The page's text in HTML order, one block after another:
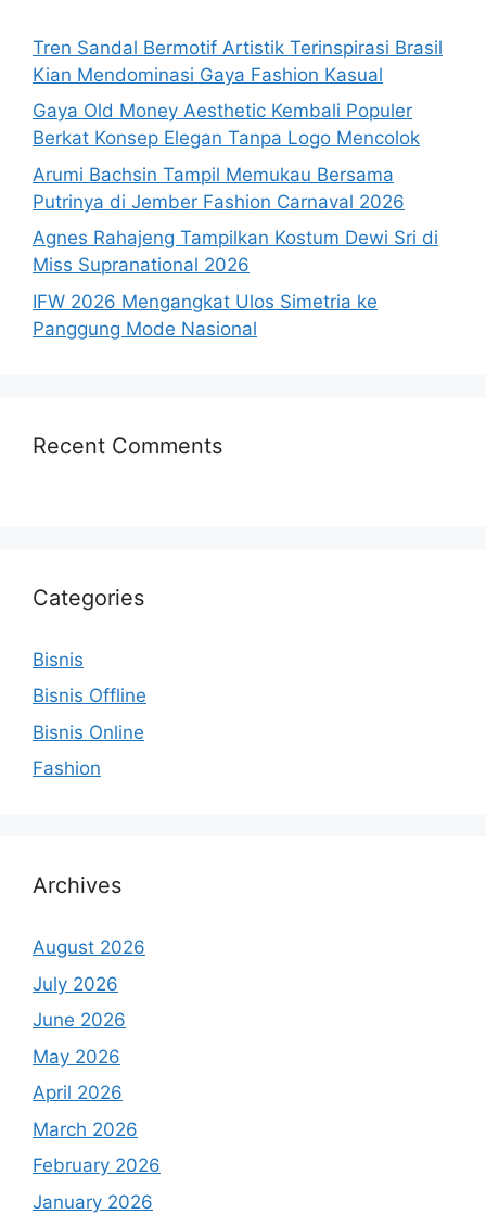
Tren Sandal Bermotif Artistik Terinspirasi Brasil
Kian Mendominasi Gaya Fashion Kasual
Gaya Old Money Aesthetic Kembali Populer
Berkat Konsep Elegan Tanpa Logo Mencolok
Arumi Bachsin Tampil Memukau Bersama
Putrinya di Jember Fashion Carnaval 2026
Agnes Rahajeng Tampilkan Kostum Dewi Sri di
Miss Supranational 2026
IFW 2026 Mengangkat Ulos Simetria ke
Panggung Mode Nasional
Recent Comments
Categories
Bisnis
Bisnis Offline
Bisnis Online
Fashion
Archives
August 2026
July 2026
June 2026
May 2026
April 2026
March 2026
February 2026
January 2026